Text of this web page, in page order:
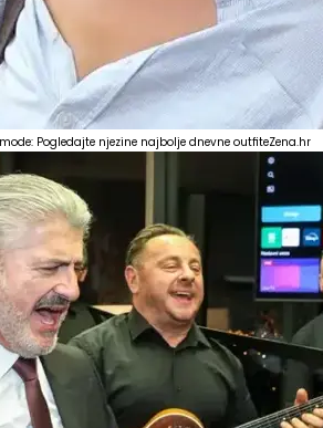
Pogledajte njezine najbolje dnevne outfiteZena.hr